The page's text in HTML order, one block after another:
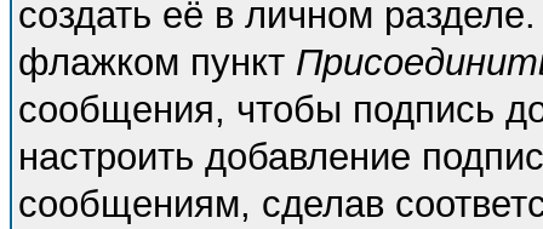
создать её в личном
флажком пункт
сообщения, чтобы подпись
настроить добавление
сообщениям, сделав